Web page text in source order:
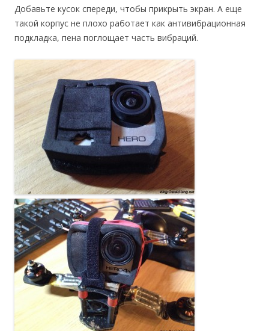
Добавьте кусок спереди, чтобы прикрыть экран. А еще
такой корпус не плохо работает как антивибрационная
подкладка, пена поглощает часть вибраций.